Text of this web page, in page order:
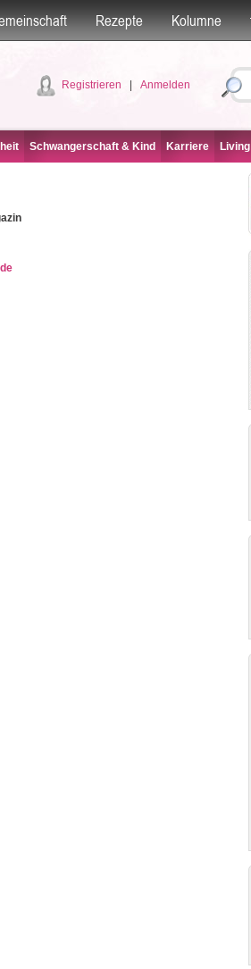
Rezepte Kolumne
Registrieren Anmelden
Schwangerschaft & Kind Karriere Living